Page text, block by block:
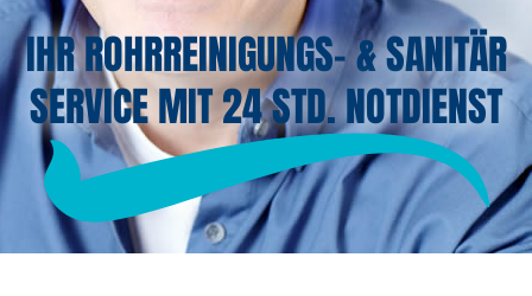
IHR ROHRREINIGUNGS- & SANITÄR
SERVICE MIT 24 STD. NOTDIENST